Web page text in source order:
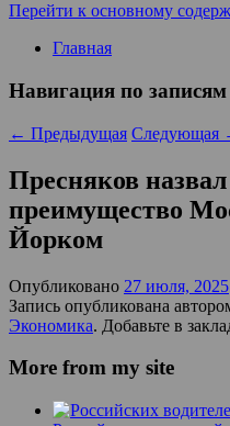
Перейти к основному
Главная
Навигация по записям
← Предыдущая Следующая
Пресняков назвал
преимущество
Йорком
Опубликовано 27 июля, 2025
Запись опубликована
Экономика. Добавьте в
More from my site